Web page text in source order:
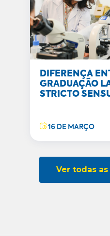
DIFERENÇA
GRADUAÇÃO
STRICTO
16 DE MARÇO
Ver todas